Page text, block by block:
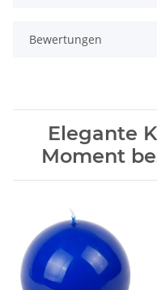
Bewertungen
Elegante
Moment